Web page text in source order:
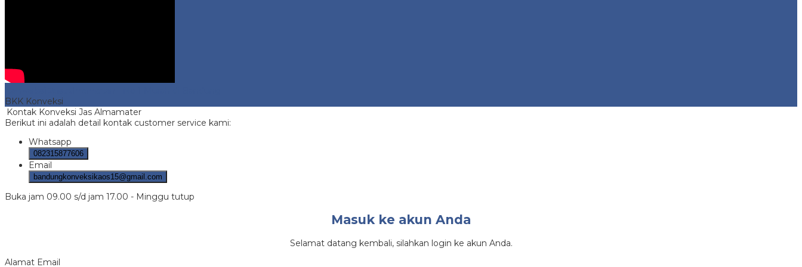
BKK Konveksi
Kontak Konveksi Jas Almamater
Berikut ini adalah detail kontak customer service kami:
Whatsapp
082315877606
Email
bandungkonveksikaos15@gmail.com
Buka jam 09.00 s/d jam 17.00 - Minggu tutup
Masuk ke akun Anda
Selamat datang kembali, silahkan login ke akun Anda.
Alamat Email